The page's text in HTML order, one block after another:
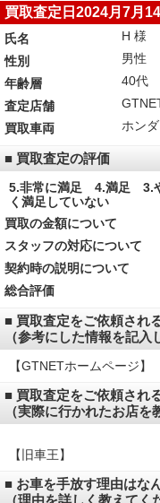
買取査定日2024月7月
氏名
H 様
性別
男性
年齢層
40代
査定店舗
買取車両
ホン
■ 買取査定の評価
5.非常に満足 4.満足 3.
く満足していない
買取の金額について
スタッフの対応について
契約時の説明について
総合評価
■ 買取査定をご依頼され
（参考にした情報を記入
【GTNETホームページ】
■ 買取査定をご依頼され
（実際に行かれたお店を
【旧車王】
■ お車を手放す理由はな
（理由を詳しく教えてく